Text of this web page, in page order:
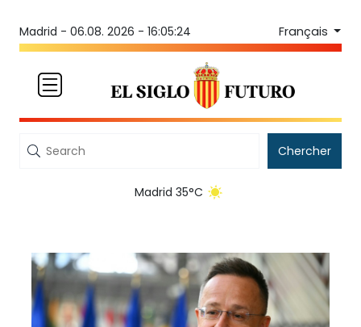
Madrid - 06.08. 2026 - 16:05:24 Français
Chercher
Madrid 35°C